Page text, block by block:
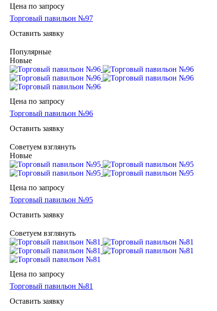
Цена по запросу
Торговый павильон №97
Оставить заявку
Популярные
Новые
Цена по запросу
Торговый павильон №96
Оставить заявку
Советуем взглянуть
Новые
Цена по запросу
Торговый павильон №95
Оставить заявку
Советуем взглянуть
Цена по запросу
Торговый павильон №81
Оставить заявку